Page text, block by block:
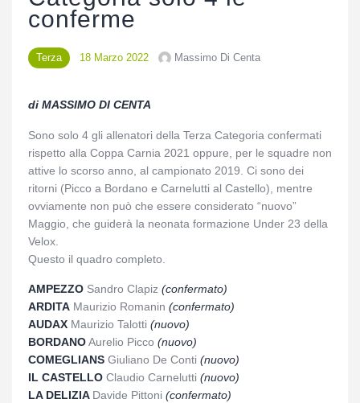
News
Albo d’oro
conferme
Terza 18 Marzo 2022 Massimo Di Centa
di MASSIMO DI CENTA
Sono solo 4 gli allenatori della Terza Categoria confermati
rispetto alla Coppa Carnia 2021 oppure, per le squadre non
attive lo scorso anno, al campionato 2019. Ci sono dei
ritorni (Picco a Bordano e Carnelutti al Castello), mentre
ovviamente non può che essere considerato “nuovo”
Maggio, che guiderà la neonata formazione Under 23 della
Velox.
Questo il quadro completo.
AMPEZZO Sandro Clapiz (confermato)
ARDITA Maurizio Romanin (confermato)
AUDAX Maurizio Talotti (nuovo)
BORDANOAurelio Picco (nuovo)
COMEGLIANS Giuliano De Conti (nuovo)
IL CASTELLO Claudio Carnelutti (nuovo)
LA DELIZIA Davide Pittoni (confermato)